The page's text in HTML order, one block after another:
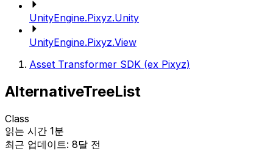
UnityEngine.Pixyz.Unity
UnityEngine.Pixyz.View
Asset Transformer SDK (ex Pixyz)
AlternativeTreeList
Class
읽는 시간 1분
최근 업데이트: 8달 전